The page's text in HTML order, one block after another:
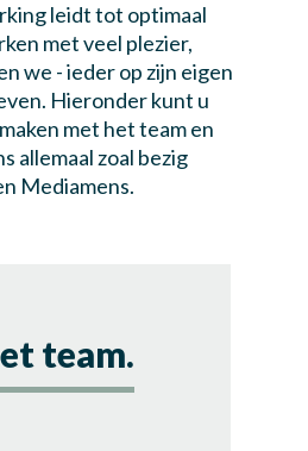
leidt tot optimaal
met veel plezier,
we - ieder op zijn eigen
Hieronder kunt u
met het team en
allemaal zoal bezig
Mediamens.
team.